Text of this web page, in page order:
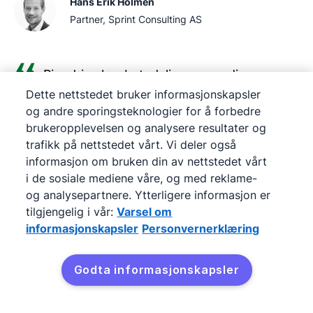
Partner, Sprint Consulting AS
Pipedrive har betydelig mer verdi enn
andre CRM, men har fortsatt et brukervennlig
grensesnitt. Det ble tydelig at det passet godt
for teamet vårt til en pris vi hadde råd til.
Oliver Lee
Salgsdirektør, CreativeRace
kundebasen din effektivt, trenger du et CRM,
som Pipedrive, så enkelt er det.
Dette nettstedet bruker informasjonskapsler
og andre sporingsteknologier for å forbedre
brukeropplevelsen og analysere resultater og
trafikk på nettstedet vårt. Vi deler også
informasjon om bruken din av nettstedet vårt
i de sosiale mediene våre, og med reklame-
og analysepartnere. Ytterligere informasjon er
tilgjengelig i vår: Varsel om
informasjonskapsler Personvernerklæring
Godta informasjonskapsler